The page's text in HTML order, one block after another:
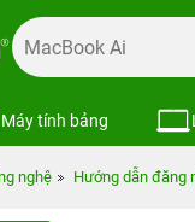
Máy tính bảng
nghệ Hướng dẫn đăng